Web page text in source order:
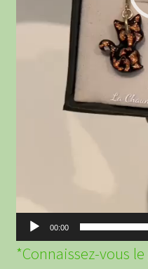
00:00
*Connaissez-vous le